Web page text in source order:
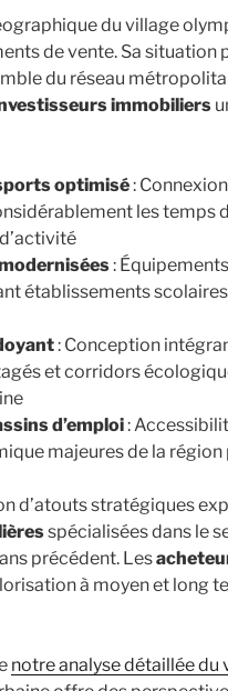
du village
de vente. Sa situation
du réseau
immobiliers
optimisé:
les temps
:
établissements
: Conception
et corridors
d’emploi:
majeures de la région
d’atouts stratégiques
spécialisées dans le
précédent. Les
à moyen et long
notre analyse détaillée